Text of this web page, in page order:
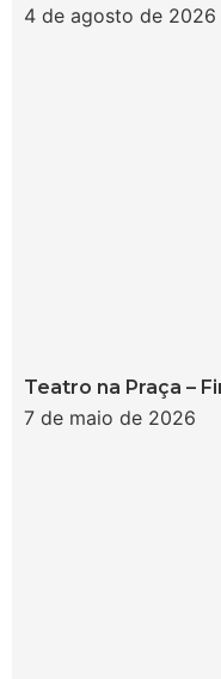
4 de agosto de 2026
Teatro na Praça –
7 de maio de 2026